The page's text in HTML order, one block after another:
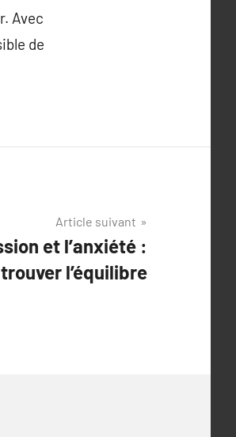
Avec
de
Article suivant
et l’anxiété :
l’équilibre